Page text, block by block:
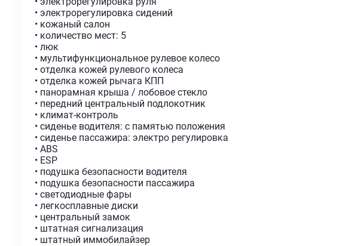
• электрорегулировка сидений
• кожаный салон
• количество мест: 5
• люк
• мультифункциональное рулевое колесо
• отделка кожей рулевого колеса
• отделка кожей рычага КПП
• панорамная крыша / лобовое стекло
• передний центральный подлокотник
• климат-контроль
• сиденье водителя: с памятью положения
• сиденье пассажира: электро регулировка
• ABS
• ESP
• подушка безопасности водителя
• подушка безопасности пассажира
• светодиодные фары
• легкосплавные диски
• центральный замок
• штатная сигнализация
• штатный иммобилайзер